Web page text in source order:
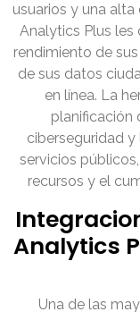
usuarios y una
Analytics Plus
rendimiento de
de sus datos
en línea. La
planificación
ciberseguridad
servicios
recursos y el
Analytics
Una de las